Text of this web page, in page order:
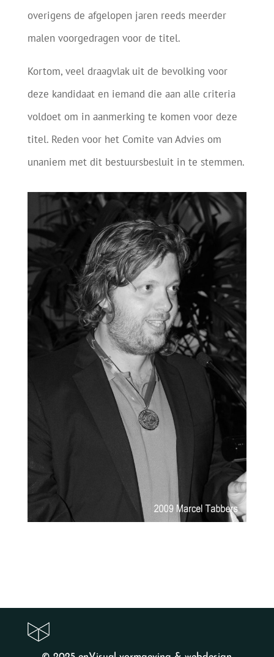
overigens de afgelopen jaren reeds meerder
malen voorgedragen voor de titel.
Kortom, veel draagvlak uit de bevolking voor
deze kandidaat en iemand die aan alle criteria
voldoet om in aanmerking te komen voor deze
titel. Reden voor het Comite van Advies om
unaniem met dit bestuursbesluit in te stemmen.